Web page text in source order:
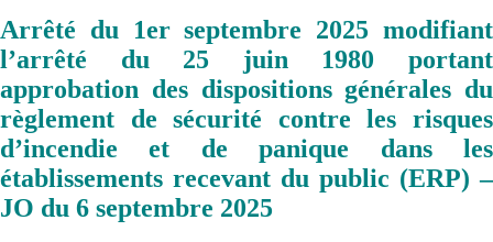
Arrêté du 1er septembre 2025 modifiant
l’arrêté du 25 juin 1980 portant
approbation des dispositions générales du
règlement de sécurité contre les risques
d’incendie et de panique dans les
établissements recevant du public (ERP) –
JO du 6 septembre 2025